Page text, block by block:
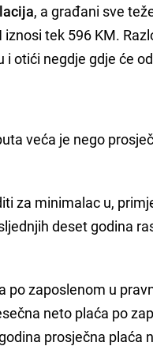
, a građani sve
iznosi tek 596 KM.
otići negdje gdje će
veća je nego
za minimalac u,
deset godina
zaposlenom u
neto plaća po
prosječna plaća